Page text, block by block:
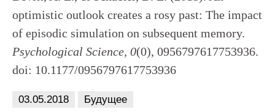
optimistic outlook creates a rosy past: The impact
of episodic simulation on subsequent memory.
Psychological Science, 0(0), 0956797617753936.
doi: 10.1177/0956797617753936
03.05.2018 Будущее